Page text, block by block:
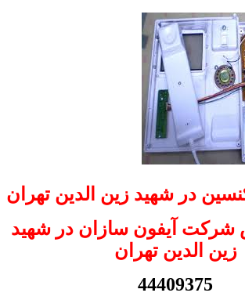
در شهید زین الدین تهران
شرکت آیفون سازان در شهید
زین الدین تهران
44409375